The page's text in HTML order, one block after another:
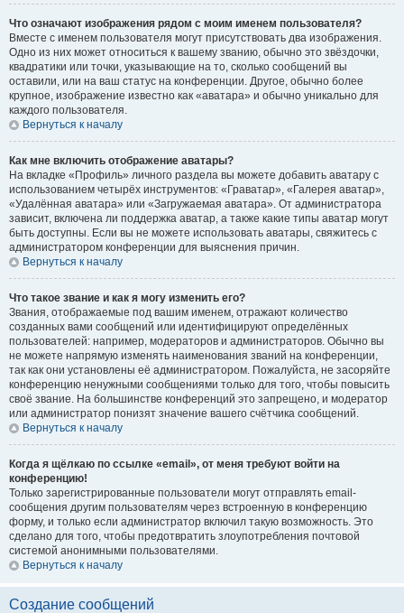
Что означают изображения рядом с моим именем пользователя?
Вместе с именем пользователя могут присутствовать два изображения.
Одно из них может относиться к вашему званию, обычно это звёздочки,
квадратики или точки, указывающие на то, сколько сообщений вы
оставили, или на ваш статус на конференции. Другое, обычно более
крупное, изображение известно как «аватара» и обычно уникально для
каждого пользователя.
Вернуться к началу
Как мне включить отображение аватары?
На вкладке «Профиль» личного раздела вы можете добавить аватару с
использованием четырёх инструментов: «Граватар», «Галерея аватар»,
«Удалённая аватара» или «Загружаемая аватара». От администратора
зависит, включена ли поддержка аватар, а также какие типы аватар могут
быть доступны. Если вы не можете использовать аватары, свяжитесь с
администратором конференции для выяснения причин.
Вернуться к началу
Что такое звание и как я могу изменить его?
Звания, отображаемые под вашим именем, отражают количество
созданных вами сообщений или идентифицируют определённых
пользователей: например, модераторов и администраторов. Обычно вы
не можете напрямую изменять наименования званий на конференции,
так как они установлены её администратором. Пожалуйста, не засоряйте
конференцию ненужными сообщениями только для того, чтобы повысить
своё звание. На большинстве конференций это запрещено, и модератор
или администратор понизят значение вашего счётчика сообщений.
Вернуться к началу
Когда я щёлкаю по ссылке «email», от меня требуют войти на
конференцию!
Только зарегистрированные пользователи могут отправлять email-
сообщения другим пользователям через встроенную в конференцию
форму, и только если администратор включил такую возможность. Это
сделано для того, чтобы предотвратить злоупотребления почтовой
системой анонимными пользователями.
Вернуться к началу
Создание сообщений